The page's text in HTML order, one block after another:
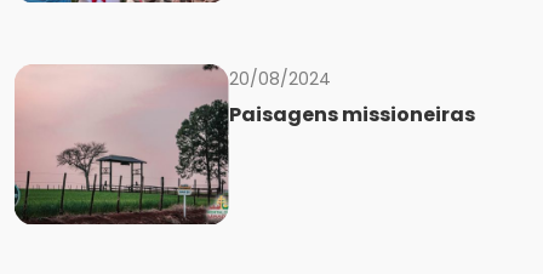
20/08/2024
Paisagens missioneiras